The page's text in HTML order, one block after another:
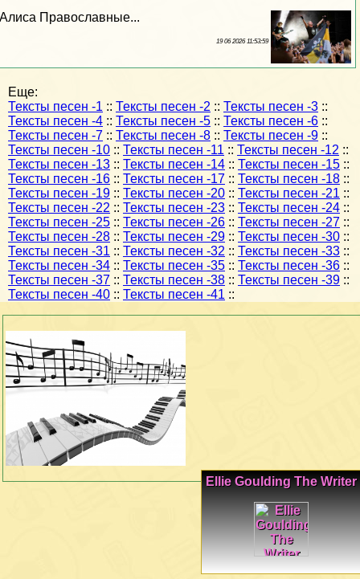
Алиса Православные...
19 06 2026 11:53:59
Еще:
Тексты песен -1 :: Тексты песен -2 :: Тексты песен -3 ::
Тексты песен -4 :: Тексты песен -5 :: Тексты песен -6 ::
Тексты песен -7 :: Тексты песен -8 :: Тексты песен -9 ::
Тексты песен -10 :: Тексты песен -11 :: Тексты песен -12 ::
Тексты песен -13 :: Тексты песен -14 :: Тексты песен -15 ::
Тексты песен -16 :: Тексты песен -17 :: Тексты песен -18 ::
Тексты песен -19 :: Тексты песен -20 :: Тексты песен -21 ::
Тексты песен -22 :: Тексты песен -23 :: Тексты песен -24 ::
Тексты песен -25 :: Тексты песен -26 :: Тексты песен -27 ::
Тексты песен -28 :: Тексты песен -29 :: Тексты песен -30 ::
Тексты песен -31 :: Тексты песен -32 :: Тексты песен -33 ::
Тексты песен -34 :: Тексты песен -35 :: Тексты песен -36 ::
Тексты песен -37 :: Тексты песен -38 :: Тексты песен -39 ::
Тексты песен -40 :: Тексты песен -41 ::
Ellie Goulding The Writer